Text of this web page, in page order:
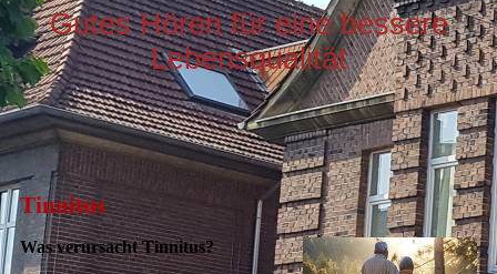
Gutes Hören für eine bessere
Lebensqualität
Tinnitus
Was verursacht Tinnitus?